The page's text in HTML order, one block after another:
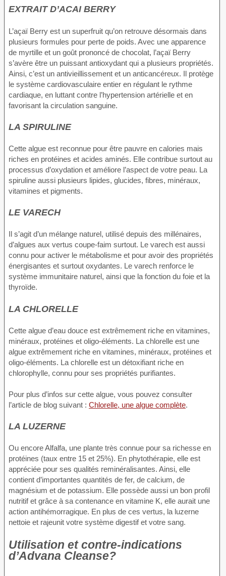
EXTRAIT D’ACAI BERRY
L’açaï Berry est un superfruit qu’on retrouve désormais dans
plusieurs formules pour perte de poids. Avec une apparence
de myrtille et un goût prononcé de chocolat, l’açaï Berry
s’avère être un puissant antioxydant qui a plusieurs propriétés.
Ainsi, c’est un antivieillissement et un anticancéreux. Il protège
le système cardiovasculaire entier en régulant le rythme
cardiaque, en luttant contre l’hypertension artérielle et en
favorisant la circulation sanguine.
LA SPIRULINE
Cette algue est reconnue pour être pauvre en calories mais
riches en protéines et acides aminés. Elle contribue surtout au
processus d’oxydation et améliore l’aspect de votre peau. La
spiruline aussi plusieurs lipides, glucides, fibres, minéraux,
vitamines et pigments.
LE VARECH
Il s’agit d’un mélange naturel, utilisé depuis des millénaires,
d’algues aux vertus coupe-faim surtout. Le varech est aussi
connu pour activer le métabolisme et pour avoir des propriétés
énergisantes et surtout oxydantes. Le varech renforce le
système immunitaire naturel, ainsi que la fonction du foie et la
thyroïde.
LA CHLORELLE
Cette algue d’eau douce est extrêmement riche en vitamines,
minéraux, protéines et oligo-éléments. La chlorelle est une
algue extrêmement riche en vitamines, minéraux, protéines et
oligo-éléments. La chlorelle est un détoxifiant riche en
chlorophylle, connu pour ses propriétés purifiantes.
Pour plus d’infos sur cette algue, vous pouvez consulter
l’article de blog suivant : Chlorelle, une algue complète.
LA LUZERNE
Ou encore Alfalfa, une plante très connue pour sa richesse en
protéines (taux entre 15 et 25%). En phytothérapie, elle est
appréciée pour ses qualités reminéralisantes. Ainsi, elle
contient d’importantes quantités de fer, de calcium, de
magnésium et de potassium. Elle possède aussi un bon profil
nutritif et grâce à sa contenance en vitamine K, elle aurait une
action antihémorragique. En plus de ces vertus, la luzerne
nettoie et rajeunit votre système digestif et votre sang.
Utilisation et contre-indications
d’Advana Cleanse?